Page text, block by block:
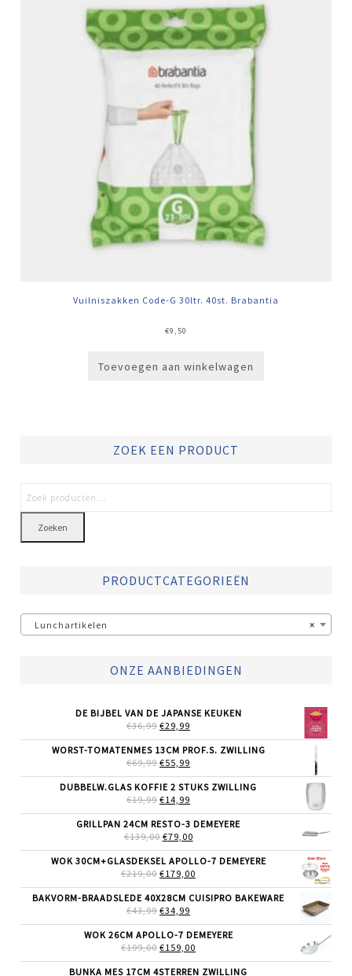
Vuilniszakken Code-G 30ltr. 40st. Brabantia
€9,50
Toevoegen aan winkelwagen
ZOEK EEN PRODUCT
Zoeken
PRODUCTCATEGORIEËN
×
Lunchartikelen
ONZE AANBIEDINGEN
DE BIJBEL VAN DE JAPANSE KEUKEN
€36,99 OORSPRONKELIJKE
WAS:
€36,99.
€29,99
IS:
WORST-TOMATENMES 13CM PROF.S. ZWILLING
€69,99 OORSPRONKELIJKE
WAS:
€69,99.
€55,99
IS:
DUBBELW.GLAS KOFFIE 2 STUKS ZWILLING
€19,99 OORSPRONKELIJKE
WAS:
€19,99.
€14,99
IS:
€14,99.
GRILLPAN 24CM RESTO-3 DEMEYERE
€139,00 OORSPRONKELIJKE
WAS:
€139,00.
€79,00HUIDIGE
IS:
€79,00.
WOK 30CM+GLASDEKSEL APOLLO-7 DEMEYERE
€219,00 OORSPRONKELIJKE
WAS:
€219,00.
€179,00
IS:
BAKVORM-BRAADSLEDE 40X28CM CUISIPRO BAKEWARE
€43,99 OORSPRONKELIJKE
WAS:
€43,99.
€34,99
IS:
€34,99.
WOK 26CM APOLLO-7 DEMEYERE
€199,00 OORSPRONKELIJKE
WAS:
€159,00
IS:
BUNKA MES 17CM 4STERREN ZWILLING